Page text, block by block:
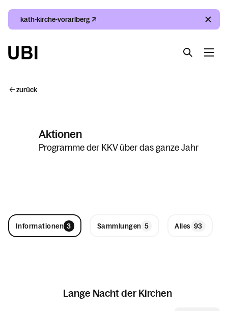
Kalender
kath-kirche-vorarlberg
zurück
Aktionen
Programme der KKV über das ganze Jahr
Informationen Sammlungen Alles
Lange Nacht der Kirchen